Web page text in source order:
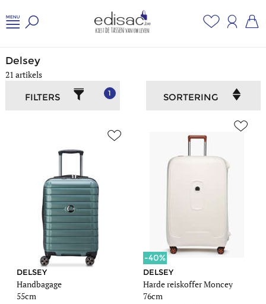
Delsey
21 artikels
FILTERS
1 SORTERING
DELSEY
Handbagage
55cm
-40%
DELSEY
Harde reiskoffer Moncey
76cm